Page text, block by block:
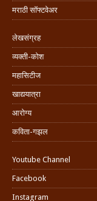
मराठी सॉफ्टवेअर
लेखसंग्रह
व्यक्ती-कोश
महासिटीज
खाद्ययात्रा
आरोग्य
कविता-गझल
Youtube Channel
Facebook
Instagram